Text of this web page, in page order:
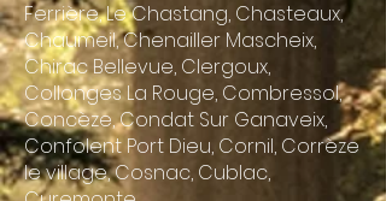
Ferrière, Le Chastang, Chasteaux,
Chaumeil, Chenailler Mascheix,
Chirac Bellevue, Clergoux,
Collonges La Rouge, Combressol,
Concèze, Condat Sur Ganaveix,
Confolent Port Dieu, Cornil, Corrèze
le village, Cosnac, Cublac,